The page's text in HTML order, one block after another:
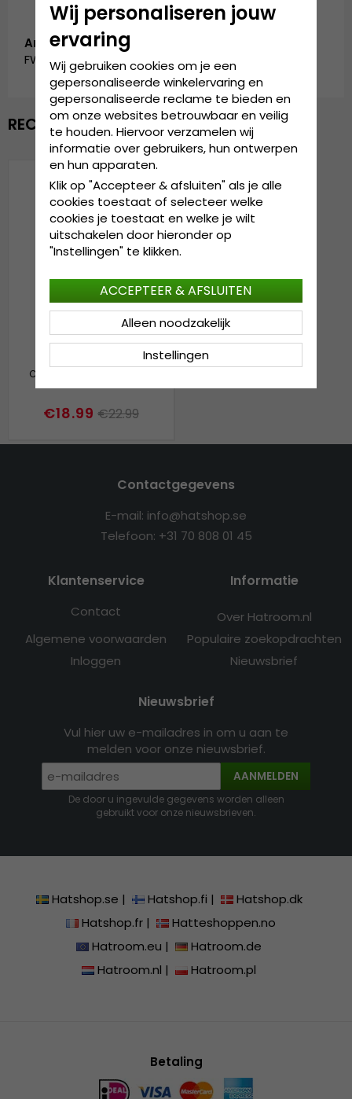
Artikelnummer:
FW_SC-5085-B_GREY
RECENTELIJK BEKEKEN
Check Tassel Scarf (Grijs)
€18.99 €22.99
Contactgegevens
E-mail: info@hatshop.se
Telefoon: +31 70 808 01 45
Klantenservice
Contact
Algemene voorwaarden
Inloggen
Informatie
Over Hatroom.nl
Populaire zoekopdrachten
Nieuwsbrief
Nieuwsbrief
Vul hier uw e-mailadres in om u aan te
melden voor onze nieuwsbrief.
AANMELDEN
De door u ingevulde gegevens worden alleen
gebruikt voor onze nieuwsbrieven.
Hatshop.se | Hatshop.fi |
Hatshop.dk
Hatshop.fr|
Hatteshoppen.no
Hatroom.eu |
Hatroom.de
Hatroom.nl | Hatroom.pl
Betaling
Wij personaliseren jouw
ervaring
Wij gebruiken cookies om je een
gepersonaliseerde winkelervaring en
gepersonaliseerde reclame te bieden en
om onze websites betrouwbaar en veilig
te houden. Hiervoor verzamelen wij
informatie over gebruikers, hun ontwerpen
en hun apparaten.
Klik op "Accepteer & afsluiten" als je alle
cookies toestaat of selecteer welke
cookies je toestaat en welke je wilt
uitschakelen door hieronder op
"Instellingen" te klikken.
Instellingen
Alleen noodzakelijk
ACCEPTEER & AFSLUITEN